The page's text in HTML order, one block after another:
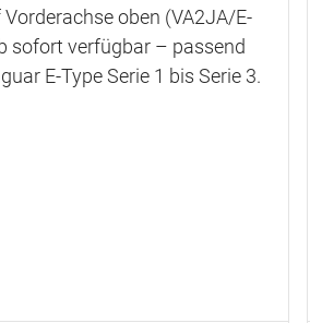
oben (VA2JA/E-
sofort verfügbar – passend
E-Type Serie 1 bis Serie 3.